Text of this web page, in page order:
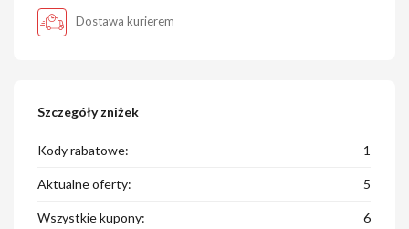
Dostawa kurierem
Szczegóły zniżek
Kody rabatowe: 1
Aktualne oferty: 5
Wszystkie kupony: 6